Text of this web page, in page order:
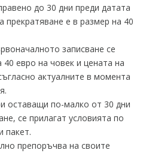
до 30 дни преди датата
прекратяване е в размер на 40
записване се
евро на човек и цената на
актуалните в момента
оставащи по-малко от 30 дни
се прилагат условията по
пакет.
препоръчва на своите